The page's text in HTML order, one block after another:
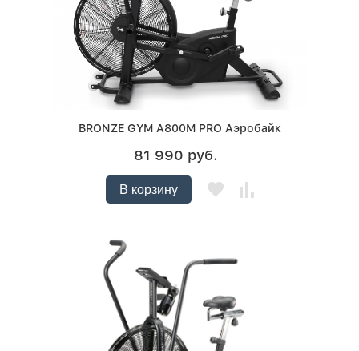
BRONZE GYM A800M PRO Аэробайк
81 990 руб.
В корзину